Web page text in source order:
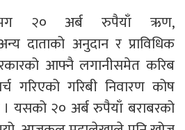
२० अर्ब रुपैयाँ ऋण,
दाताको अनुदान र प्राविधिक
आफ्नै लगानीसमेत करिब
गरिएको गरिबी निवारण कोष
यसको २० अर्ब रुपैयाँ बराबरको